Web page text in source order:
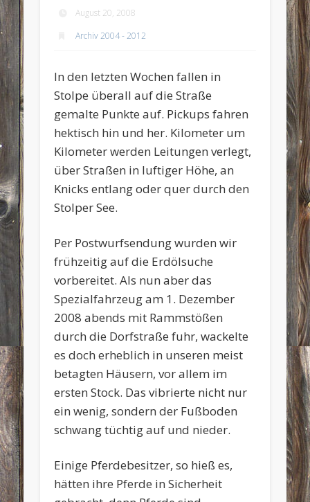
August 20, 2008
Archiv 2004 - 2012
In den letzten Wochen fallen in
Stolpe überall auf die Straße
gemalte Punkte auf. Pickups fahren
hektisch hin und her. Kilometer um
Kilometer werden Leitungen verlegt,
über Straßen in luftiger Höhe, an
Knicks entlang oder quer durch den
Stolper See.
Per Postwurfsendung wurden wir
frühzeitig auf die Erdölsuche
vorbereitet. Als nun aber das
Spezialfahrzeug am 1. Dezember
2008 abends mit Rammstößen
durch die Dorfstraße fuhr, wackelte
es doch erheblich in unseren meist
betagten Häusern, vor allem im
ersten Stock. Das vibrierte nicht nur
ein wenig, sondern der Fußboden
schwang tüchtig auf und nieder.
Einige Pferdebesitzer, so hieß es,
hätten ihre Pferde in Sicherheit